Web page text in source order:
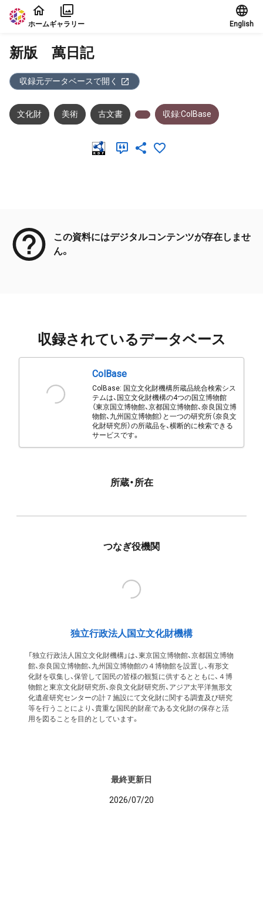
本文に飛ぶ
ホームギャラリー English
新版 萬日記
収録元データベースで開く
文化財 美術 古文書 収録:ColBase
この資料にはデジタルコンテンツが存在しませ
ん。
収録されているデータベース
ColBase
ColBase: 国立文化財機構所蔵品統合検索シス
テムは、国立文化財機構の4つの国立博物館
（東京国立博物館、京都国立博物館、奈良国立博
物館、九州国立博物館）と一つの研究所（奈良文
化財研究所）の所蔵品を、横断的に検索できる
サービスです。
所蔵・所在
つなぎ役機関
独立行政法人国立文化財機構
「独立行政法人国立文化財機構」は、東京国立博物館、京都国立博物
館、奈良国立博物館、九州国立博物館の４博物館を設置し、有形文
化財を収集し、保管して国民の皆様の観覧に供するとともに、４博
物館と東京文化財研究所、奈良文化財研究所、アジア太平洋無形文
化遺産研究センターの計７施設にて文化財に関する調査及び研究
等を行うことにより、貴重な国民的財産である文化財の保存と活
用を図ることを目的としています。
最終更新日
2026/07/20